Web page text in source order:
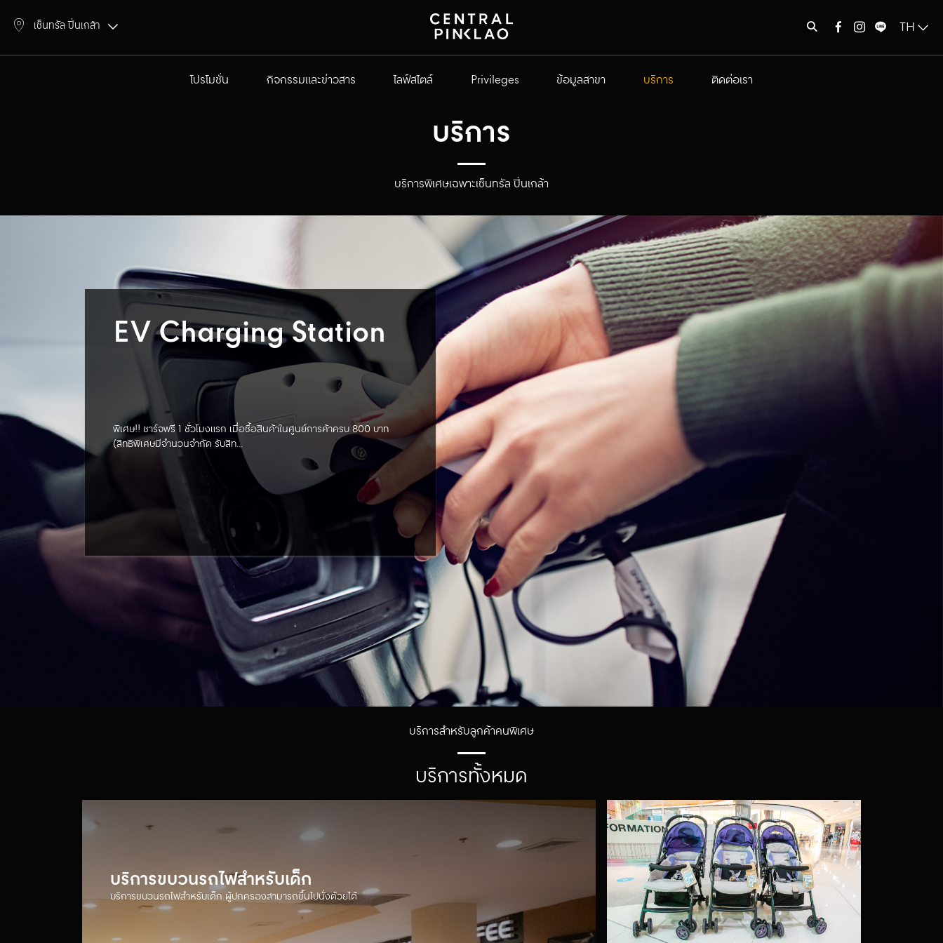
เซ็นทรัล ปิ่นเกล้า
โปรโมชั่น กิจกรรมและข่าวสาร ไลฟ์สไตล์ Privileges ข้อมูลสาขา บริการ ติดต่อเรา
บริการ
บริการพิเศษเฉพาะเซ็นทรัล ปิ่นเกล้า
EV Charging Station
พิเศษ!! ชาร์จฟรี 1 ชั่วโมงแรก เมื่อซื้อสินค้าในศูนย์การค้าครบ 800 บาท
(สิทธิพิเศษมีจำนวนจำกัด รับสิท...
บริการสำหรับลูกค้าคนพิเศษ
บริการทั้งหมด
บริการขบวนรถไฟสำหรับเด็ก
บริการขบวนรถไฟสำหรับเด็ก ผู้ปกครองสามารถขึ้นไปนั่งด้วยได้